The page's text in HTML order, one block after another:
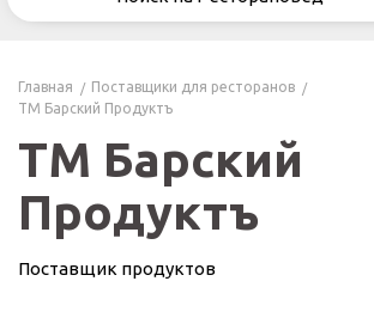
Главная
Поставщики для ресторанов
ТМ Барский Продуктъ
ТМ Барский
Продуктъ
Поставщик продуктов